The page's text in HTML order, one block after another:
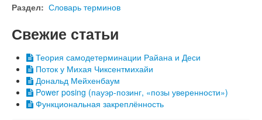
Раздел: Словарь терминов
Свежие статьи
Теория самодетерминации Райана и Деси
Поток у Михая Чиксентмихайи
Дональд Мейхенбаум
Power posing (пауэр-позинг, «позы уверенности»)
Функциональная закреплённость